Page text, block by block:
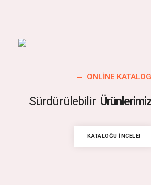
ONLINE KATALOG
Sürdürülebilir
KATALOĞU İNCELE!